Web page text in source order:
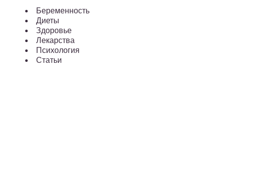
Беременность
Диеты
Здоровье
Лекарства
Психология
Статьи